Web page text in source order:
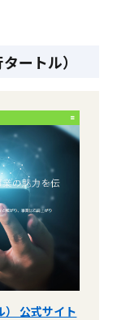
ートル）
） 公式サイト